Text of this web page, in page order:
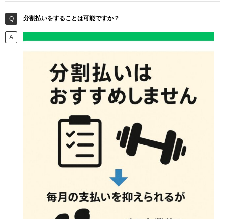
分割払いをすることは可能ですか？